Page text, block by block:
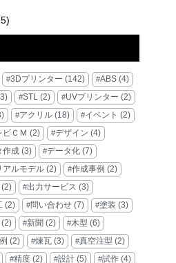
3Dプリンター (142) ABS (4)
STL (2) UVプリンター (2)
アクリル (18) イベント (2)
ビＣＭ (2) デザイン (4)
作成 (3) データ化 (7)
アルモデル (2) 作成事例 (2)
(2) 出力サービス (3)
(2) 問い合わせ (7) 塗装 (3)
(2) 新聞 (2) 木型 (6)
(2) 煉瓦 (3) 真空注型 (2)
精度 (2) 設計 (5) 試作 (4)